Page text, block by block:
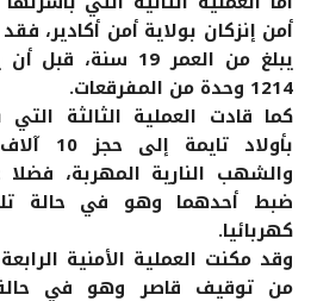
أمن إنزكان بولاية أمن
يبلغ من العمر 19
1214 وحدة من المفرقعات.
كما قادت العملية الثالثة
والشهب النارية المهربة،
كهربائيا.
وقد مكنت العملية الأمنية
من توقيف قاصر وهو في حالة